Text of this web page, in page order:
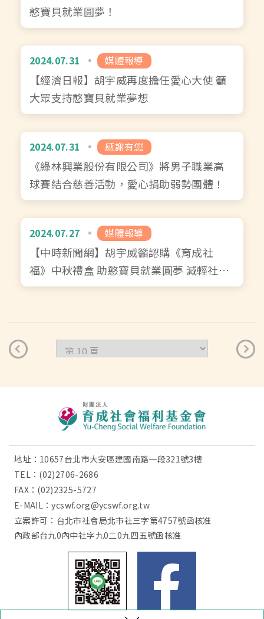
憨寶貝就業圓夢！
2024.07.31 媒體報導
【經濟日報】胡宇威再度擔任愛心大使 籲
大眾支持憨寶貝就業夢想
2024.07.31 感謝有您
《綠林興業股份有限公司》將男子職業高
球賽結合慈善活動，愛心捐助弱勢團體！
2024.07.27 媒體報導
【中時新聞網】胡宇威籲認購《育成社
福》中秋禮盒 助憨寶貝就業圓夢 減輕社會
負擔
地址：10657台北市大安區建國南路一段321號3樓
TEL： (02)2706-2686
FAX：(02)2325-5727
E-MAIL：ycswf.org@ycswf.org.tw
立案許可：台北市社會局北市社三字第4757號函核准
內政部台九0內中社字九0二0九四五號函核准